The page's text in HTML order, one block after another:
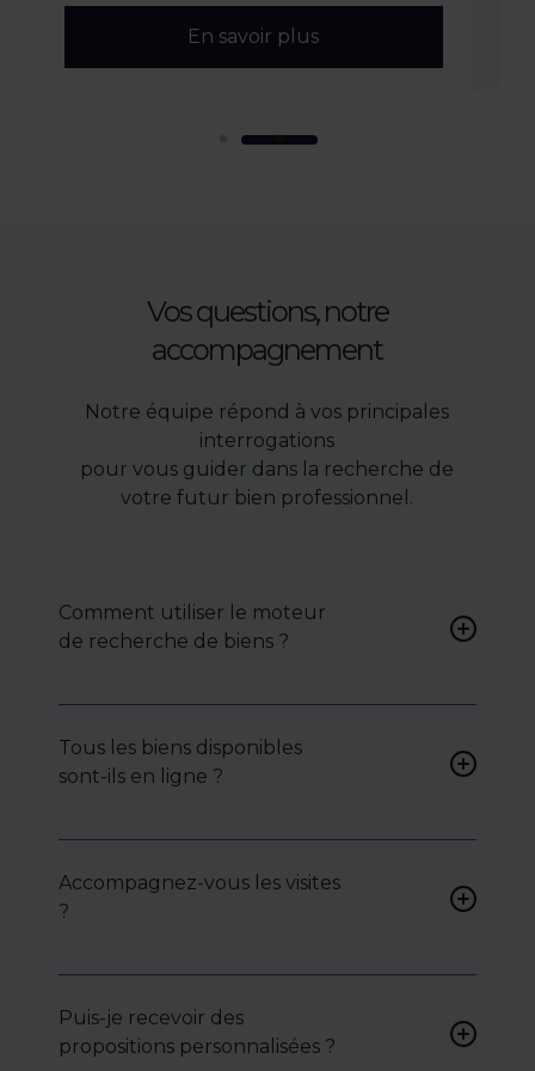
En savoir plus
Vos questions, notre
accompagnement
Notre équipe répond à vos principales
interrogations
pour vous guider dans la recherche de
votre futur bien professionnel.
Comment utiliser le moteur
de recherche de biens ?
pour accéder à une liste de
biens ciblés.
Tous les biens disponibles
sont-ils en ligne ?
toute confidentialité :
contactez-nous pour y
Accompagnez-vous les visites
?
visites, analysons chaque bien
avec vous, et mettons en
lumière ses atouts ou
contraintes.
Puis-je recevoir des
propositions personnalisées ?